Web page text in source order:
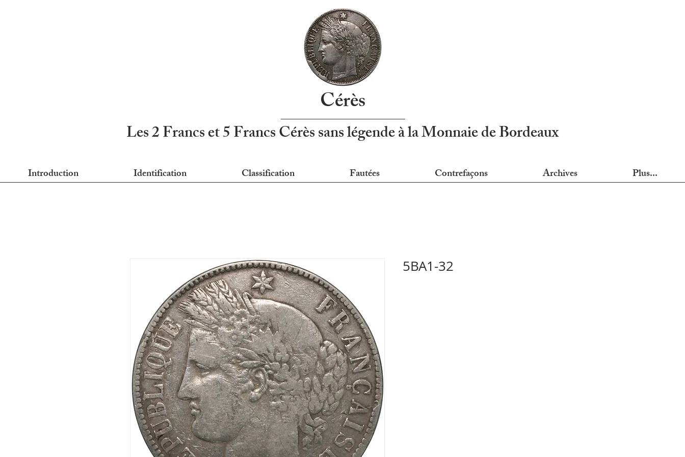
Cérès
Les 2 Francs et 5 Francs Cérès sans légende à la Monnaie de Bordeaux
Introduction Identification Classification Fautées Contrefaçons Archives Plus...
5BA1-32